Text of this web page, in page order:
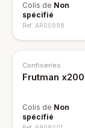
Colis de Non
spécifié
Ref. AR00998
Confiseries
Frutman
Colis de Non
spécifié